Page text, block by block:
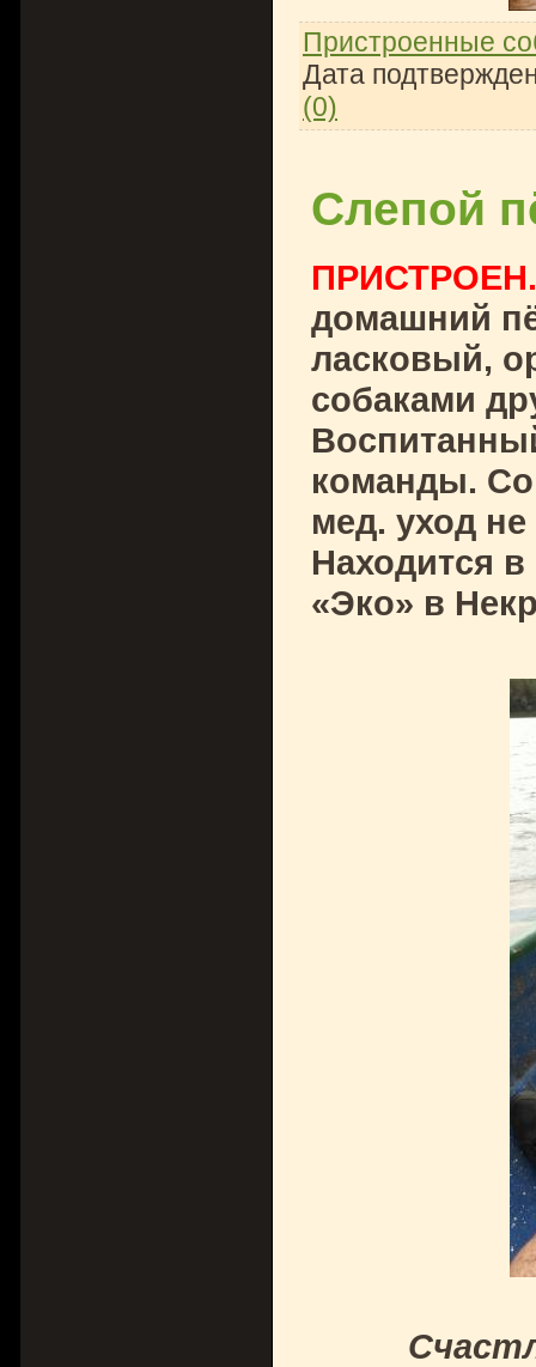
Пристроенные
Дата
(0)
Слепой
ПРИСТРОЕН.
домашний
ласковый,
собаками
команды.
мед. уход не
Находится
«Эко» в